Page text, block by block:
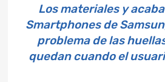
Los materiales y
Smartphones de
problema de las
quedan cuando el